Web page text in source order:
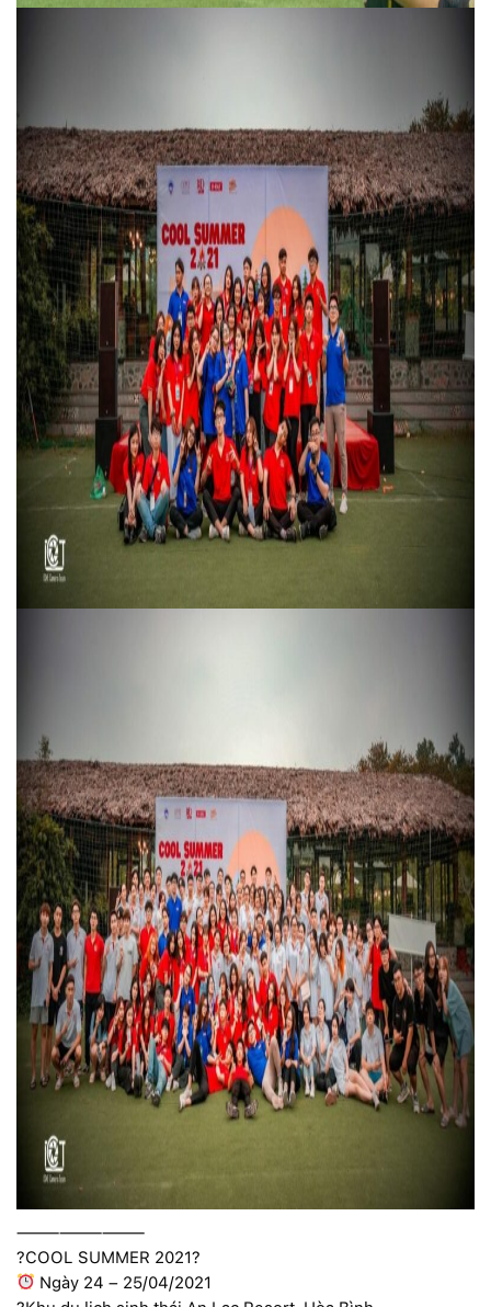
—————————
?COOL SUMMER 2021?
Ngày 24 – 25/04/2021